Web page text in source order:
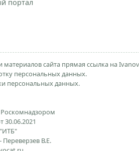
портал
материалов сайта прямая ссылка на
персональных данных.
персональных данных.
30.06.2021
Переверзев В.Е.